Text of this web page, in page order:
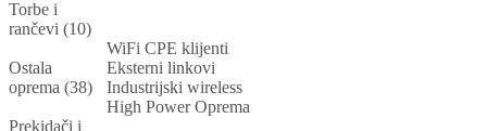
Torbe i
rančevi (10)
Ostala
oprema (38)
WiFi CPE klijenti
Eksterni linkovi
Industrijski wireless
High Power Oprema
Prekidači i